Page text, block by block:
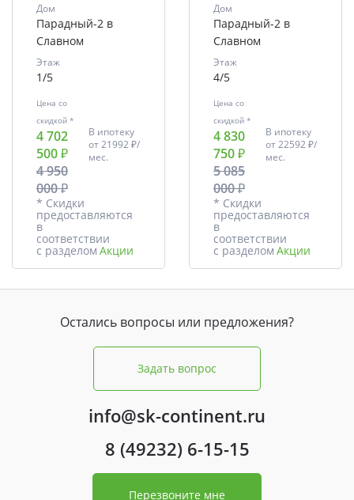
Дом
Парадный-2 в
Славном
Этаж
1/5
Цена со
скидкой *
4 702
500 ₽
4 950
000 ₽
В ипотеку
от21992 ₽/
мес.
* Скидки
предоставляются
в
соответствии
с разделом Акции
Дом
Парадный-2 в
Славном
Этаж
4/5
Цена со
скидкой *
4 830
750 ₽
5 085
000 ₽
В ипотеку
от22592 ₽/
мес.
* Скидки
предоставляются
в
соответствии
с разделом Акции
Остались вопросы или предложения?
Задать вопрос
info@sk-continent.ru
8 (49232) 6-15-15
Перезвоните мне